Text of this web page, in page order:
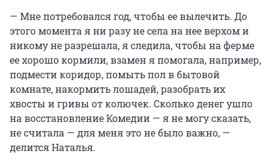
— Мне потребовался год, чтобы ее вылечить. До
этого момента я ни разу не села на нее верхом и
никому не разрешала, я следила, чтобы на ферме
ее хорошо кормили, взамен я помогала, например,
подмести коридор, помыть пол в бытовой
комнате, накормить лошадей, разобрать их
хвосты и гривы от колючек. Сколько денег ушло
на восстановление Комедии — я не могу сказать,
не считала — для меня это не было важно, —
делится Наталья.